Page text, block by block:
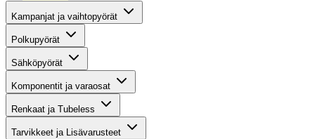
Kampanjat ja vaihtopyörät
Polkupyörät
Sähköpyörät
Komponentit ja varaosat
Renkaat ja Tubeless
Tarvikkeet ja Lisävarusteet